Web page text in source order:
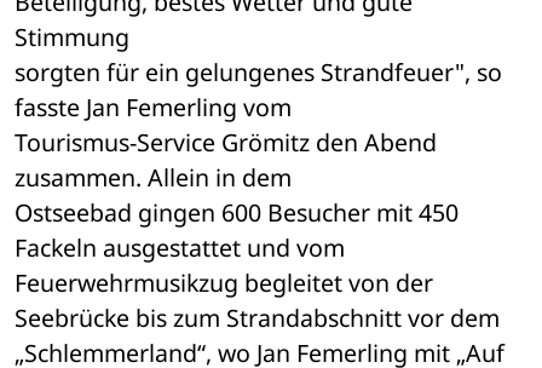
Stimmung
sorgten für ein gelungenes Strandfeuer", so
fasste Jan Femerling vom
Tourismus-Service Grömitz den Abend
zusammen. Allein in dem
Ostseebad gingen 600 Besucher mit 450
Fackeln ausgestattet und vom
Feuerwehrmusikzug begleitet von der
Seebrücke bis zum Strandabschnitt vor dem
„Schlemmerland“, wo Jan Femerling mit „Auf